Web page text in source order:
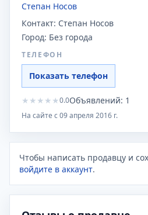
Степан Носов
Контакт: Степан Носов
Город: Без города
ТЕЛЕФОН
Показать телефон
★ ★ ★ ★ ★0.0Объявлений: 1
На сайте с09 апреля 2016 г.
Чтобы написать продавцу и
войдите в аккаунт.